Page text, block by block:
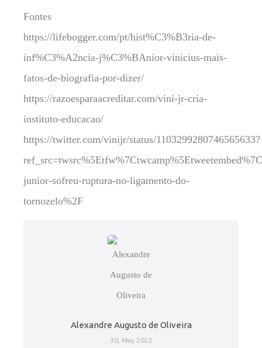
Fontes
https://lifebogger.com/pt/hist%C3%B3ria-de-
inf%C3%A2ncia-j%C3%BAnior-vinicius-mais-
fatos-de-biografia-por-dizer/
https://razoesparaacreditar.com/vini-jr-cria-
instituto-educacao/
https://twitter.com/vinijr/status/1103299280746565633?
junior-sofreu-ruptura-no-ligamento-do-
tornozelo%2F
Alexandre Augusto de Oliveira
30, May 2022